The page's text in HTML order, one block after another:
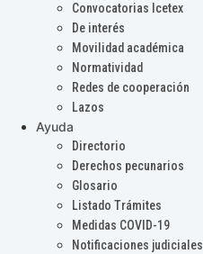
Convocatorias Icetex
De interés
Movilidad académica
Normatividad
Redes de cooperación
Lazos
Ayuda
Directorio
Derechos pecunarios
Glosario
Listado Trámites
Medidas COVID-19
Notificaciones judiciales